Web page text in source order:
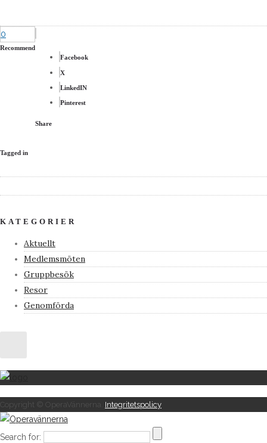
0
Recommend
Facebook
X
LinkedIN
Pinterest
Share
Tagged in
KATEGORIER
Aktuellt
Medlemsmöten
Gruppbesök
Resor
Genomförda
Copyright © OperaVännerna. Integritetspolicy
Search for: